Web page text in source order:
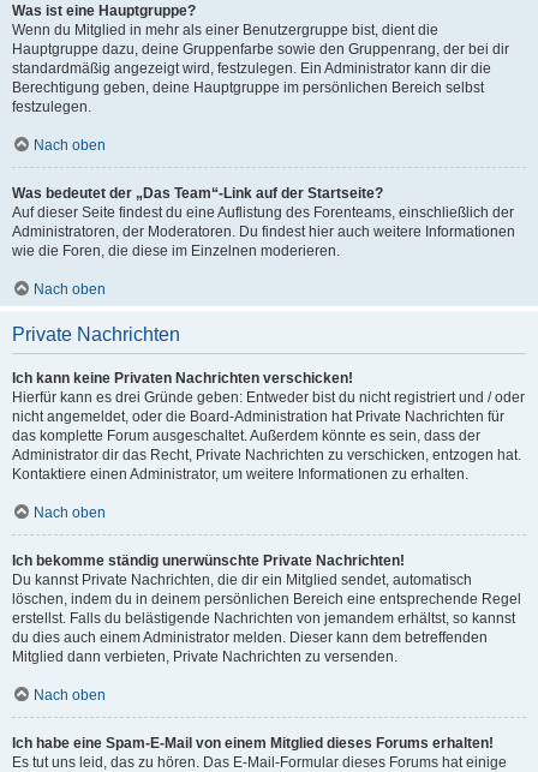
Was ist eine Hauptgruppe?
Wenn du Mitglied in mehr als einer Benutzergruppe bist, dient die
Hauptgruppe dazu, deine Gruppenfarbe sowie den Gruppenrang, der bei dir
standardmäßig angezeigt wird, festzulegen. Ein Administrator kann dir die
Berechtigung geben, deine Hauptgruppe im persönlichen Bereich selbst
festzulegen.
Nach oben
Was bedeutet der „Das Team“-Link auf der Startseite?
Auf dieser Seite findest du eine Auflistung des Forenteams, einschließlich der
Administratoren, der Moderatoren. Du findest hier auch weitere Informationen
wie die Foren, die diese im Einzelnen moderieren.
Nach oben
Private Nachrichten
Ich kann keine Privaten Nachrichten verschicken!
Hierfür kann es drei Gründe geben: Entweder bist du nicht registriert und / oder
nicht angemeldet, oder die Board-Administration hat Private Nachrichten für
das komplette Forum ausgeschaltet. Außerdem könnte es sein, dass der
Administrator dir das Recht, Private Nachrichten zu verschicken, entzogen hat.
Kontaktiere einen Administrator, um weitere Informationen zu erhalten.
Nach oben
Ich bekomme ständig unerwünschte Private Nachrichten!
Du kannst Private Nachrichten, die dir ein Mitglied sendet, automatisch
löschen, indem du in deinem persönlichen Bereich eine entsprechende Regel
erstellst. Falls du belästigende Nachrichten von jemandem erhältst, so kannst
du dies auch einem Administrator melden. Dieser kann dem betreffenden
Mitglied dann verbieten, Private Nachrichten zu versenden.
Nach oben
Ich habe eine Spam-E-Mail von einem Mitglied dieses Forums erhalten!
Es tut uns leid, das zu hören. Das E-Mail-Formular dieses Forums hat einige